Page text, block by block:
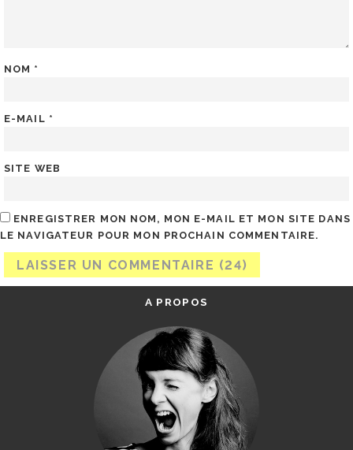
NOM *
E-MAIL *
SITE WEB
ENREGISTRER MON NOM, MON E-MAIL ET MON SITE DANS
LE NAVIGATEUR POUR MON PROCHAIN COMMENTAIRE.
A PROPOS